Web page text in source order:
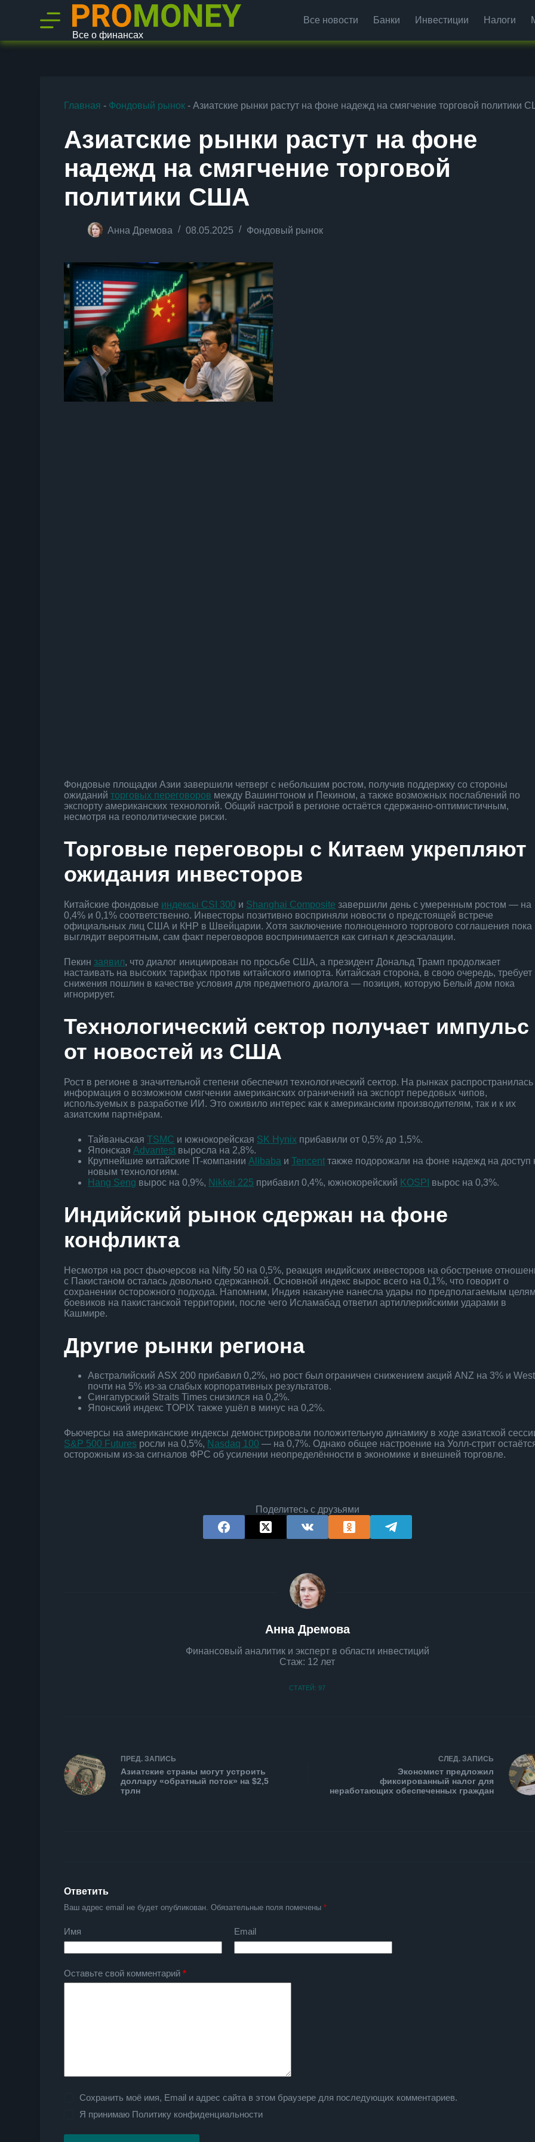
е
Все о финансах
Все новости Банки Инвестиции Налоги
Главная - Фондовый рынок -Азиатские рынки растут на фоне надежд на смягчение торговой политики
Азиатские рынки растут на фоне
надежд на смягчение торговой
политики США
Анна Дремова 08.05.2025 Фондовый рынок
Фондовые площадки Азии завершили четверг с небольшим ростом, получив поддержку со стороны
ожиданийторговых переговоров между Вашингтоном и Пекином, а также возможных послаблений по
экспорту американских технологий. Общий настрой в регионе остаётся сдержанно-оптимистичным,
несмотря на геополитические риски.
Торговые переговоры с Китаем укрепляют
ожидания инвесторов
Китайские фондовые индексы CSI 300 и Shanghai Composite завершили день с умеренным ростом — на
0,4% и 0,1% соответственно. Инвесторы позитивно восприняли новости о предстоящей встрече
официальных лиц США и КНР в Швейцарии. Хотя заключение полноценного торгового соглашения пока
выглядит вероятным, сам факт переговоров воспринимается как сигнал к деэскалации.
Пекин заявил, что диалог инициирован по просьбе США, а президент Дональд Трамп продолжает
настаивать на высоких тарифах против китайского импорта. Китайская сторона, в свою очередь, требует
снижения пошлин в качестве условия для предметного диалога — позиция, которую Белый дом пока
игнорирует.
Технологический сектор получает импульс
от новостей из США
Рост в регионе в значительной степени обеспечил технологический сектор. На рынках распространилась
информация о возможном смягчении американских ограничений на экспорт передовых чипов,
используемых в разработке ИИ. Это оживило интерес как к американским производителям, так и к их
азиатским партнёрам.
ТайваньскаяTSMC и южнокорейская SK Hynix прибавили от 0,5% до 1,5%.
ЯпонскаяAdvantest выросла на 2,8%.
Крупнейшие китайские IT-компанииAlibaba иTencent также подорожали на фоне надежд на доступ
новым технологиям.
Hang Seng вырос на 0,9%, Nikkei 225 прибавил 0,4%, южнокорейский KOSPI вырос на 0,3%.
Индийский рынок сдержан на фоне
конфликта
Несмотря на рост фьючерсов на Nifty 50 на 0,5%, реакция индийских инвесторов на обострение
с Пакистаном осталась довольно сдержанной. Основной индекс вырос всего на 0,1%, что говорит о
сохранении осторожного подхода. Напомним, Индия накануне нанесла удары по предполагаемым
боевиков на пакистанской территории, после чего Исламабад ответил артиллерийскими ударами в
Кашмире.
Другие рынки региона
Австралийский ASX 200 прибавил 0,2%, но рост был ограничен снижением акций ANZ на 3% и
почти на 5% из-за слабых корпоративных результатов.
Сингапурский Straits Times снизился на 0,2%.
Японский индекс TOPIX также ушёл в минус на 0,2%.
Фьючерсы на американские индексы демонстрировали положительную динамику в ходе азиатской
S&P 500 Futures росли на 0,5%, Nasdaq 100 — на 0,7%. Однако общее настроение на Уолл-стрит
осторожным из-за сигналов ФРС об усилении неопределённости в экономике и внешней торговле.
Поделитесь с друзьями
Анна Дремова
Финансовый аналитик и эксперт в области инвестиций
Стаж: 12 лет
СТАТЕЙ: 97
ПРЕД.ЗАПИСЬ
Азиатские страны могут устроить
доллару «обратный поток» на $2,5
трлн
СЛЕД.ЗАПИСЬ
Экономист предложил
фиксированный налог для
неработающих обеспеченных граждан
Ответить
Ваш адрес email не будет опубликован. Обязательные поля помечены*
Имя Email
Оставьте свой комментарий *
Сохранить моё имя, Email и адрес сайта в этом браузере для последующих комментариев.
Я принимаю Политику конфиденциальности